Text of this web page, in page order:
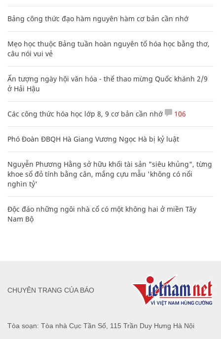
Bảng công thức đạo hàm nguyên hàm cơ bản cần nhớ
Mẹo học thuộc Bảng tuần hoàn nguyên tố hóa học bằng thơ,
câu nói vui vẻ
Ấn tượng ngày hội văn hóa - thể thao mừng Quốc khánh 2/9
ở Hải Hậu
Các công thức hóa học lớp 8, 9 cơ bản cần nhớ 106
Phó Đoàn ĐBQH Hà Giang Vương Ngọc Hà bị kỷ luật
Nguyễn Phương Hằng sở hữu khối tài sản "siêu khủng", từng
khoe sổ đỏ tính bằng cân, mắng cựu mẫu 'không có nổi
nghìn tỷ'
Độc đáo những ngôi nhà cổ có một không hai ở miền Tây
Nam Bộ
Tòa soạn: Tòa nhà Cục Tần Số, 115 Trần Duy Hưng Hà Nội
CHUYÊN TRANG CỦA BÁO